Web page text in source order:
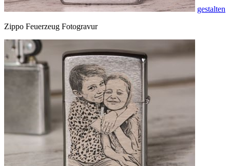
gestalten
Zippo Feuerzeug Fotogravur